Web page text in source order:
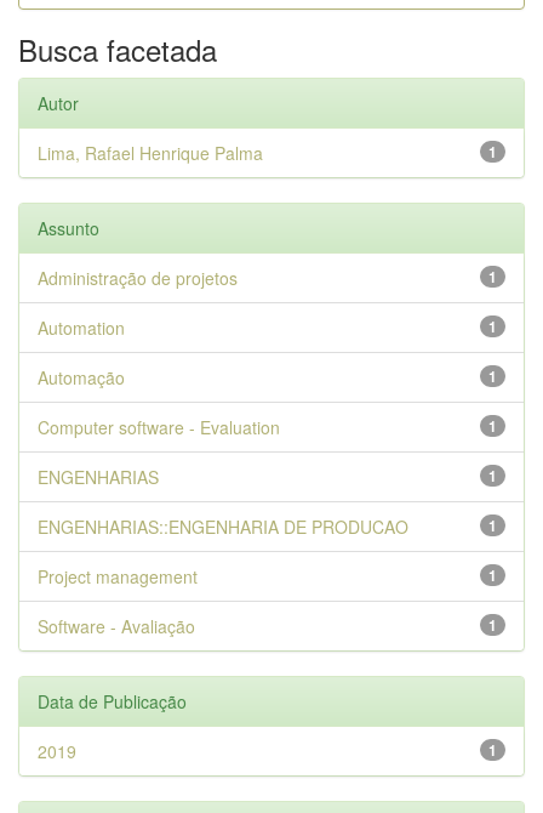
Busca facetada
Autor
1
Lima, Rafael Henrique Palma
Assunto
1
Administração de projetos
1
Automation
1
Automação
1
Computer software - Evaluation
1
ENGENHARIAS
1
ENGENHARIAS::ENGENHARIA DE PRODUCAO
1
Project management
1
Software - Avaliação
Data de Publicação
1
2019